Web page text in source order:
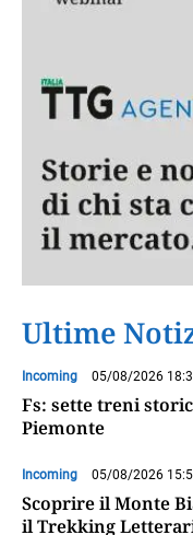
Ultime
Incoming 05/08/2026
Fs: sette treni
Piemonte
Incoming 05/08/2026
Scoprire il Monte
il Trekking